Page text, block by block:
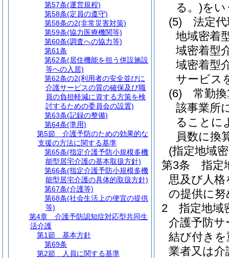
る。)をい
(5)
法定
地域密着
域密着型
域密着型
サービス
(6)
常勤
該事業所
ることに
員数に換
(指定地域
第3条
指定
思及び人
の提供に
2
指定地域
介護予防
結び付き
業者又は
第57条(運営規程)
第58条(定員の遵守)
第58条の2(非常災害対策)
第59条(協力医療機関等)
第60条(調査への協力等)
第61条
第62条(居住機能を担う併設施設
等への入居)
第62条の2(利用者の安全並びに
介護サービスの質の確保及び職
員の負担軽減に資する方策を検
討するための委員会の設置)
第63条(記録の整備)
第64条(準用)
第5節
介護予防のための効果的な
支援の方法に関する基準
第65条(指定介護予防小規模多機
能型居宅介護の基本取扱方針)
第66条(指定介護予防小規模多機
能型居宅介護の具体的取扱方針)
第67条(介護等)
第68条(社会生活上の便宜の提供
等)
第4章
介護予防認知症対応型共同生
活介護
第1節
基本方針
第69条
第2節
人員に関する基準